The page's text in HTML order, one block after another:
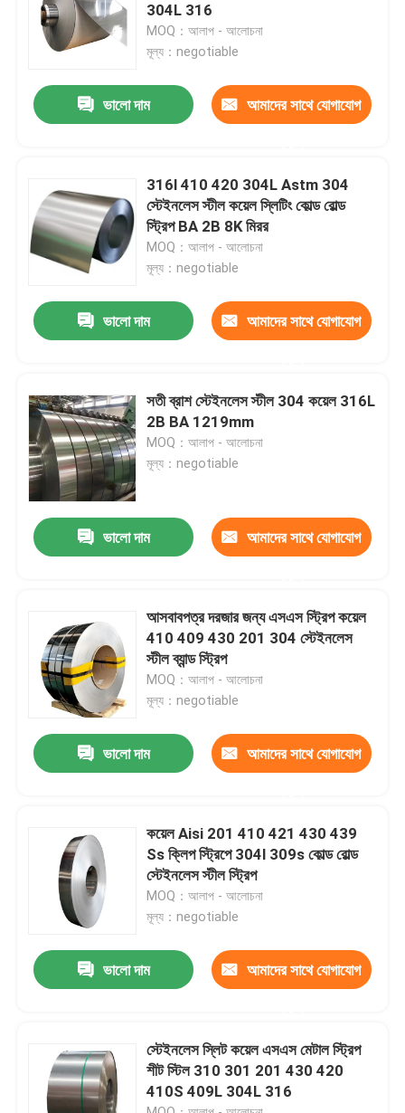
পণ্য
আমাদের সম্পর্কে
কারখানা ভ্রমণ
যোগাযোগ করুন
উদ্ধৃতির জন্য আবেদন
স্টেইনলেস স্টীল বৃত্তাকার টিউব
স্টেইনলেস স্টীল প্লেট শীট
304L 316
MOQ：আলাপ - আলোচনা
মূল্য：negotiable
ভালো দাম আমাদের সাথে যোগাযোগ
316l 410 420 304L Astm 304
স্টেইনলেস স্টীল কয়েল স্লিটিং কোল্ড রোল্ড
স্ট্রিপ BA 2B 8K মিরর
MOQ：আলাপ - আলোচনা
মূল্য：negotiable
ভালো দাম আমাদের সাথে যোগাযোগ
সতী ব্রাশ স্টেইনলেস স্টীল 304 কয়েল 316L
2B BA 1219mm
MOQ：আলাপ - আলোচনা
মূল্য：negotiable
ভালো দাম আমাদের সাথে যোগাযোগ
আসবাবপত্র দরজার জন্য এসএস স্ট্রিপ কয়েল
410 409 430 201 304 স্টেইনলেস
স্টীল ব্যান্ড স্ট্রিপ
MOQ：আলাপ - আলোচনা
মূল্য：negotiable
ভালো দাম আমাদের সাথে যোগাযোগ
কয়েল Aisi 201 410 421 430 439
Ss ক্লিপ স্ট্রিপে 304l 309s কোল্ড রোল্ড
স্টেইনলেস স্টীল স্ট্রিপ
MOQ：আলাপ - আলোচনা
মূল্য：negotiable
ভালো দাম আমাদের সাথে যোগাযোগ
স্টেইনলেস স্লিট কয়েল এসএস মেটাল স্ট্রিপ
শীট স্টিল 310 301 201 430 420
410S 409L 304L 316